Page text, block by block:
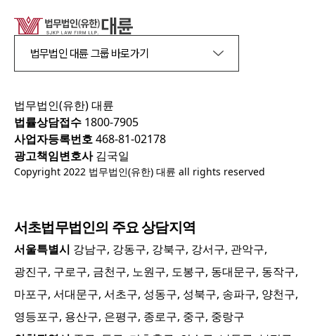
법무법인 대륜 그룹 바로가기
법무법인(유한) 대륜
법률상담접수 1800-7905
사업자등록번호468-81-02178
광고책임변호사김국일
Copyright 2022 법무법인(유한) 대륜 all rights reserved
서초법무법인의 주요 상담지역
서울특별시 강남구, 강동구, 강북구, 강서구, 관악구,
광진구, 구로구, 금천구, 노원구, 도봉구, 동대문구, 동작구,
마포구, 서대문구, 서초구, 성동구, 성북구, 송파구, 양천구,
영등포구, 용산구, 은평구, 종로구, 중구, 중랑구